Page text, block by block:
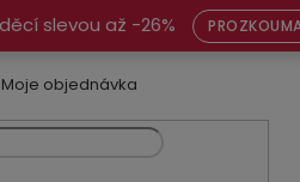
slevou až -26%
Moje objednávka